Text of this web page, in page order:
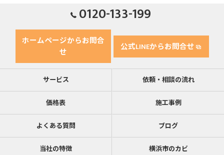
0120-133-199
ホームページからお問合
せ
公式LINEからお問合せ
サービス 依頼・相談の流れ
価格表 施工事例
よくある質問 ブログ
当社の特徴 横浜市のカビ